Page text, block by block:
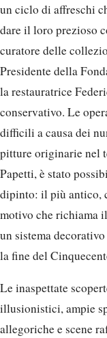
un ciclo di affreschi
dare il loro prezioso
curatore delle
Presidente della
la restauratrice
conservativo. Le
difficili a causa dei
pitture originarie nel
Papetti, è stato
dipinto: il più antico,
motivo che richiama
un sistema
la fine del
Le inaspettate
illusionistici, ampie
allegoriche e scene